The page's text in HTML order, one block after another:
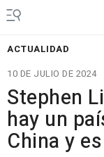
ACTUALIDAD
10 DE JULIO DE 2024
Stephen
hay un
China y